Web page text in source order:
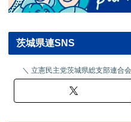
茨城県連SNS
立憲民主党茨城県総支部連合